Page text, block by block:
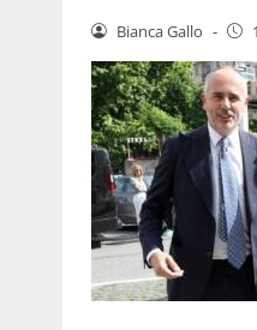
Bianca Gallo -